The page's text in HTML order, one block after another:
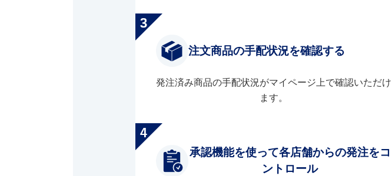
注文商品の手配状況を確認する
発注済み商品の手配状況がマイページ上で確認いただけ
ます。
承認機能を使って各店舗からの発注をコ
ントロール